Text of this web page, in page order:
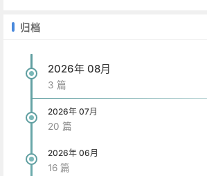
归档
2026年 08月
3 篇
2026年 07月
20 篇
2026年 06月
16 篇